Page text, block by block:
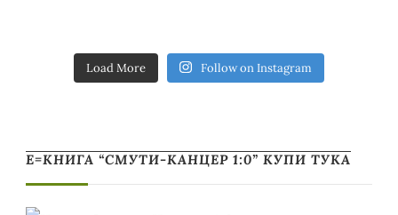
Load More Follow on Instagram
Е=КНИГА “СМУТИ-КАНЦЕР 1:0” КУПИ ТУКА